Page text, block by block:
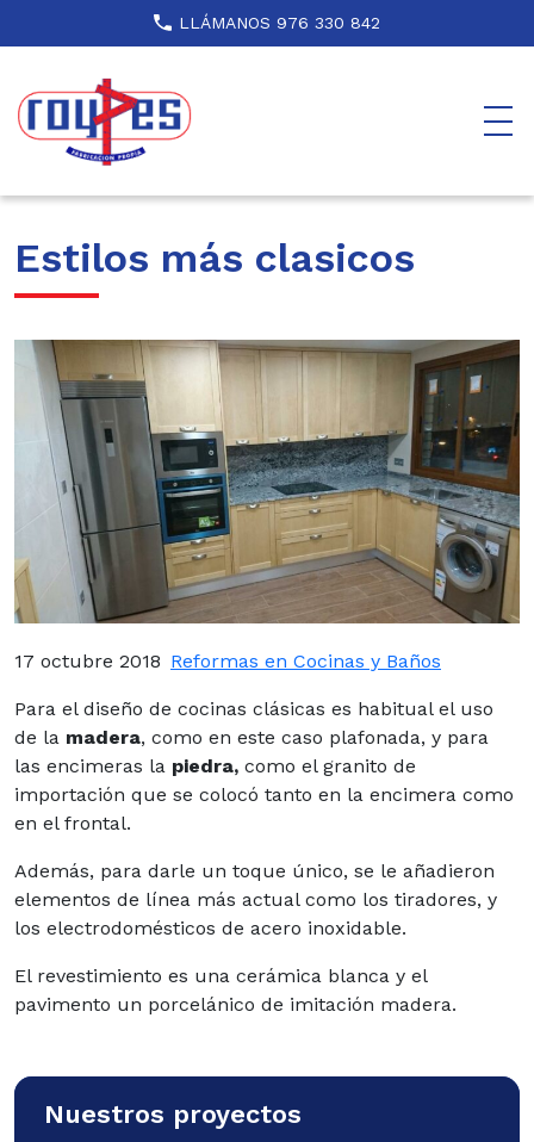
LLÁMANOS 976 330 842
Estilos más clasicos
17 octubre 2018 Reformas en Cocinas y Baños
Para el diseño de cocinas clásicas es habitual el uso
de la madera, como en este caso plafonada, y para
las encimeras la piedra, como el granito de
importación que se colocó tanto en la encimera como
en el frontal.
Además, para darle un toque único, se le añadieron
elementos de línea más actual como los tiradores, y
los electrodomésticos de acero inoxidable.
El revestimiento es una cerámica blanca y el
pavimento un porcelánico de imitación madera.
Nuestros proyectos